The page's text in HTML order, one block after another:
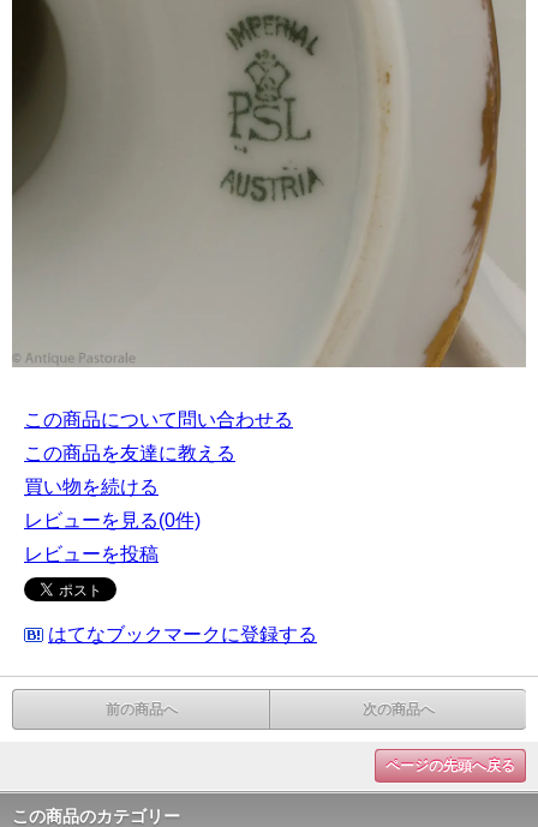
この商品について問い合わせる
この商品を友達に教える
買い物を続ける
レビューを見る(0件)
レビューを投稿
はてなブックマークに登録する
前の商品へ 次の商品へ
ページの先頭へ戻る
この商品のカテゴリー